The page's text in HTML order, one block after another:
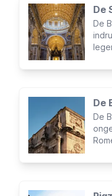
De
De
wat
en
De
De